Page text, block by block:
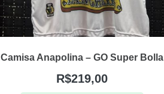
Camisa Anapolina – GO Super Bolla
R$219,00